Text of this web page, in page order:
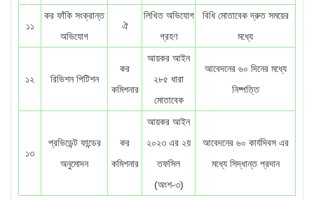
১১
কর ফাঁকি সংক্রান্ত
অভিযোগ
ঐ
লিখিত অভিযোগ
গ্রহণ
বিধি মোতাবেক দ্রুত সময়ের
মধ্যে
১২ রিভিশন পিটিশন
কর
কমিশনার
আয়কর আইন
২৮৫ ধারা
মোতাবেক
আবেদনের ৬০ দিনের মধ্যে
নিষ্পত্তি
১৩
প্রভিডেন্ট ফান্ডের
অনুমোদন
কর
কমিশনার
আয়কর আইন
২০২৩ এর ২য়
তফসিল
(অংশ-৩)
আবেদনের ৬০ কার্যদিবস এর
মধ্যে সিদ্ধান্ত প্রদান